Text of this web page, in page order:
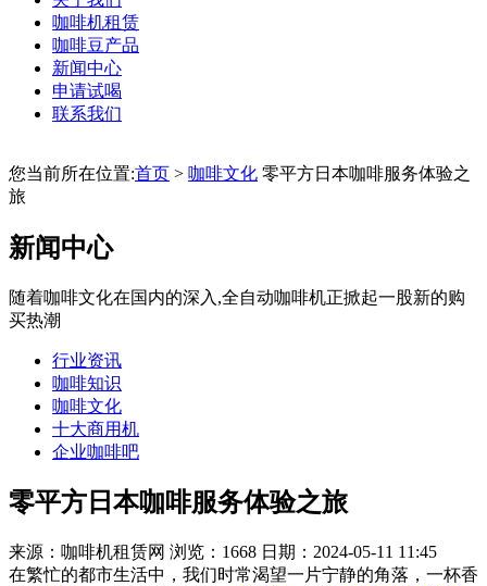
咖啡机租赁
咖啡豆产品
新闻中心
申请试喝
联系我们
您当前所在位置:首页 > 咖啡文化 零平方日本咖啡服务体验之
旅
新闻中心
随着咖啡文化在国内的深入,全自动咖啡机正掀起一股新的购
买热潮
行业资讯
咖啡知识
咖啡文化
十大商用机
企业咖啡吧
零平方日本咖啡服务体验之旅
来源：咖啡机租赁网 浏览：1668 日期：2024-05-11 11:45
在繁忙的都市生活中，我们时常渴望一片宁静的角落，一杯香